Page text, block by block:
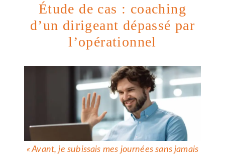
Étude de cas : coaching
d’un dirigeant dépassé par
l’opérationnel
«Avant, je subissais mes journées sans jamais